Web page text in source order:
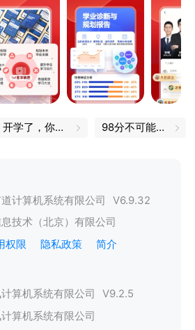
开学了，你的书皮买好了吗 98分不可能的，我都是100分
计算机系统有限公司 V6.9.32
技术（北京）有限公司
权限 隐私政策 简介
算机系统有限公司 V9.2.5
算机系统有限公司